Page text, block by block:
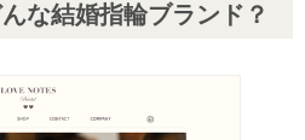
な結婚指輪ブランド？